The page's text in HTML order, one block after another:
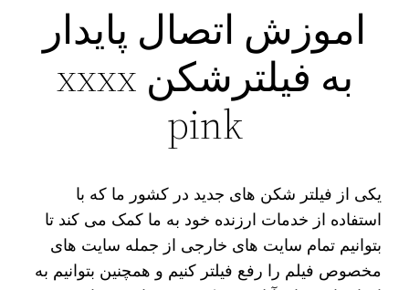
اموزش اتصال پایدار
به فیلترشکن xxxx
pink
یکی از فیلتر شکن‌ های جدید در کشور ما که با
استفاده از خدمات ارزنده خود به ما کمک می‌ کند تا
بتوانیم تمام سایت‌ های خارجی از جمله سایت‌ های
مخصوص فیلم را رفع فیلتر کنیم و همچنین بتوانیم به